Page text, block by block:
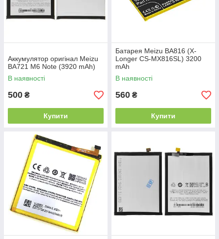
Аккумулятор оригінал Meizu
BA721 M6 Note (3920 mAh)
В наявності
500 ₴
Купити
Батарея Meizu BA816 (X-
Longer CS-MX816SL) 3200
mAh
В наявності
560 ₴
Купити